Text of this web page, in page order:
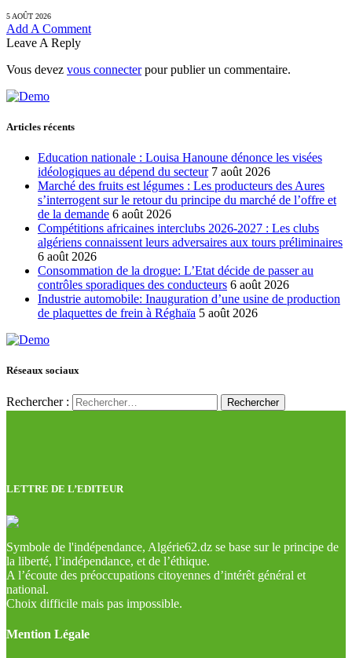
5 AOÛT 2026
Add A Comment
Leave A Reply
Vous devez vous connecterpour publier un commentaire.
Articles récents
Education nationale : Louisa Hanoune dénonce les visées
idéologiques au dépend du secteur 7 août 2026
Marché des fruits est légumes : Les producteurs des Aures
s’interrogent sur le retour du principe du marché de l’offre et
de la demande 6 août 2026
Compétitions africaines interclubs 2026-2027 : Les clubs
algériens connaissent leurs adversaires aux tours préliminaires
6 août 2026
Consommation de la drogue: L’Etat décide de passer au
contrôles sporadiques des conducteurs 6 août 2026
Industrie automobile: Inauguration d’une usine de production
de plaquettes de frein à Réghaïa 5 août 2026
Réseaux sociaux
Rechercher :
LETTRE DE L’EDITEUR
Symbole de l'indépendance, Algérie62.dz se base sur le principe de
la liberté, l’indépendance, et de l’éthique.
A l’écoute des préoccupations citoyennes d’intérêt général et
national.
Choix difficile mais pas impossible.
Mention Légale